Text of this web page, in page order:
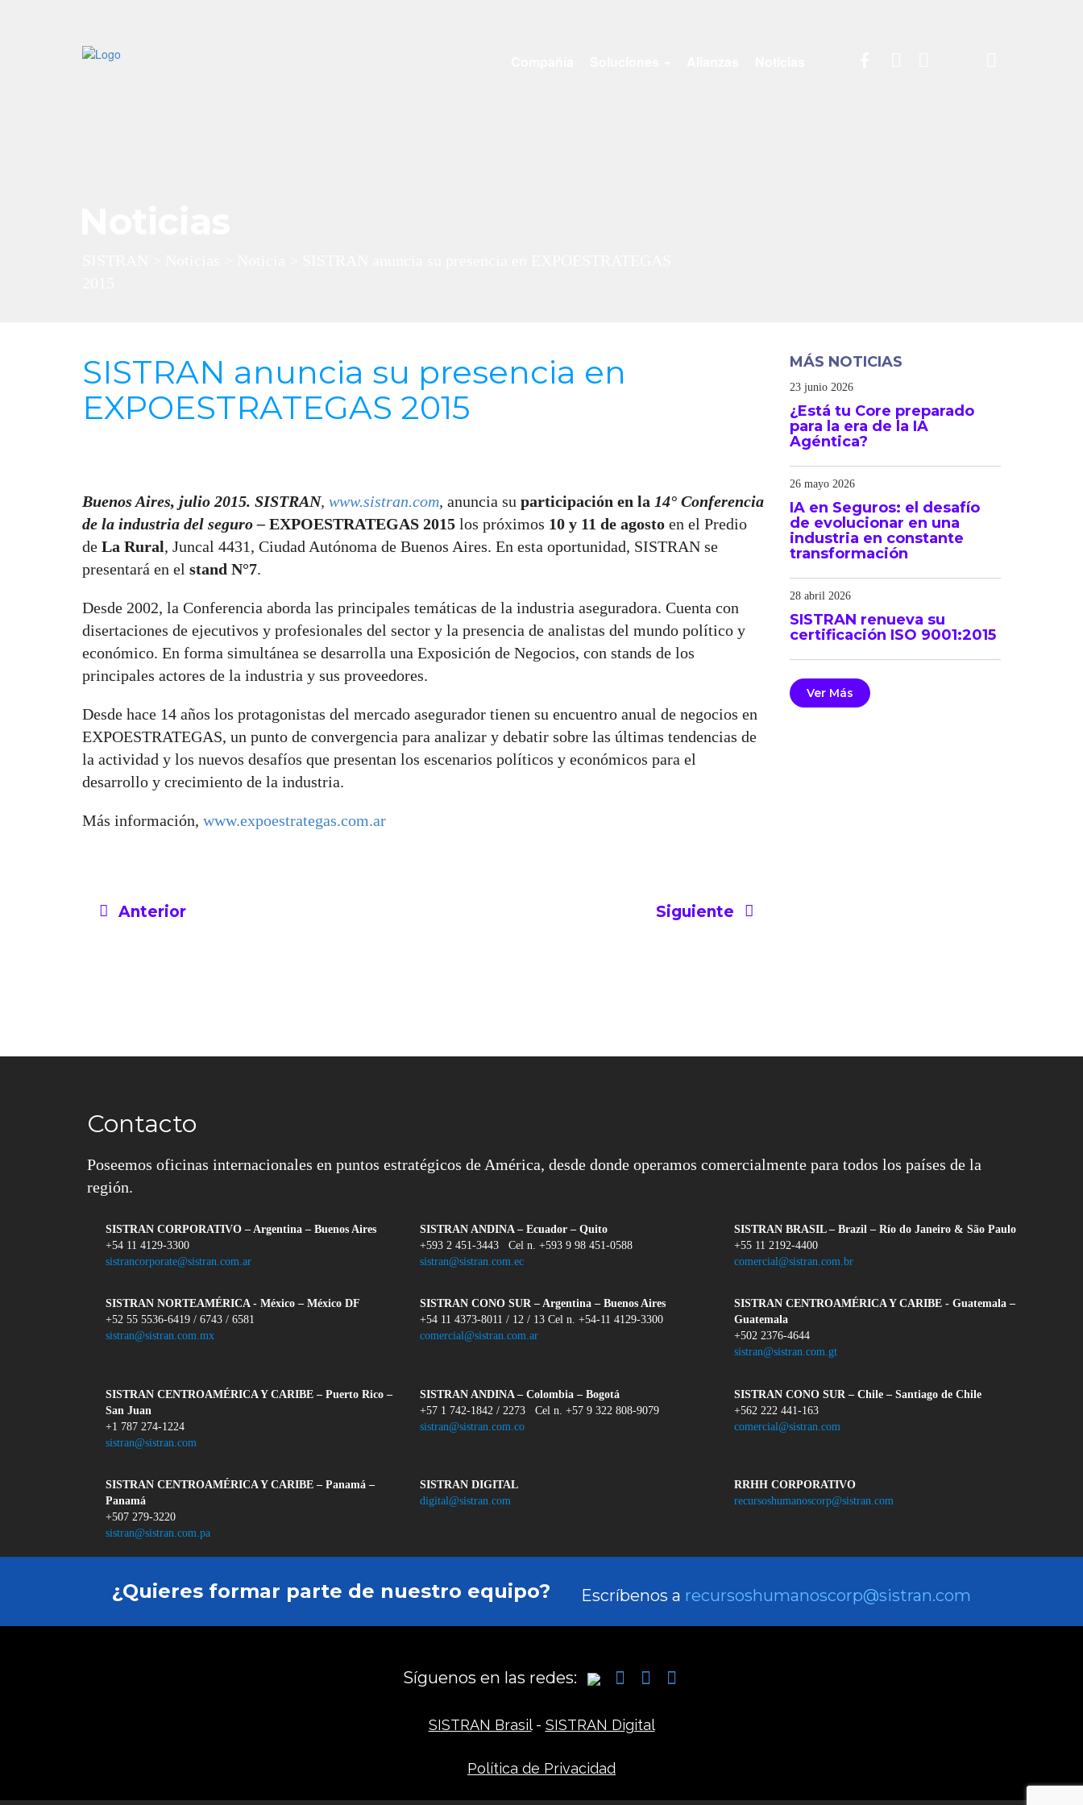
SISTRAN anuncia su presencia en
EXPOESTRATEGAS 2015
Buenos Aires, julio 2015. SISTRAN, www.sistran.com, anuncia su participación en la 14° Conferencia
de la industria del seguro – EXPOESTRATEGAS 2015 los próximos 10 y 11 de agosto en el Predio
de La Rural, Juncal 4431, Ciudad Autónoma de Buenos Aires. En esta oportunidad, SISTRAN se
presentará en el stand N°7.
Desde 2002, la Conferencia aborda las principales temáticas de la industria aseguradora. Cuenta con
disertaciones de ejecutivos y profesionales del sector y la presencia de analistas del mundo político y
económico. En forma simultánea se desarrolla una Exposición de Negocios, con stands de los
principales actores de la industria y sus proveedores.
Desde hace 14 años los protagonistas del mercado asegurador tienen su encuentro anual de negocios en
EXPOESTRATEGAS, un punto de convergencia para analizar y debatir sobre las últimas tendencias de
la actividad y los nuevos desafíos que presentan los escenarios políticos y económicos para el
desarrollo y crecimiento de la industria.
Más información, www.expoestrategas.com.ar
Anterior Siguiente
MÁS NOTICIAS
23 junio 2026
¿Está tu Core preparado
para la era de la IA
Agéntica?
26 mayo 2026
IA en Seguros: el desafío
de evolucionar en una
industria en constante
transformación
28 abril 2026
SISTRAN renueva su
certificación ISO 9001:2015
Ver Más
Contacto
Poseemos oficinas internacionales en puntos estratégicos de América, desde donde operamos comercialmente para todos los países de la
región.
SISTRAN CORPORATIVO – Argentina – Buenos Aires
+54 11 4129-3300
sistrancorporate@sistran.com.ar
SISTRAN ANDINA – Ecuador – Quito
+593 2 451-3443 Cel n. +593 9 98 451-0588
sistran@sistran.com.ec
SISTRAN BRASIL – Brazil – Río do Janeiro & São Paulo
+55 11 2192-4400
comercial@sistran.com.br
SISTRAN NORTEAMÉRICA - México – México DF
+52 55 5536-6419 / 6743 / 6581
sistran@sistran.com.mx
SISTRAN CONO SUR – Argentina – Buenos Aires
+54 11 4373-8011 / 12 / 13 Cel n. +54-11 4129-3300
comercial@sistran.com.ar
SISTRAN CENTROAMÉRICA Y CARIBE - Guatemala –
Guatemala
+502 2376-4644
sistran@sistran.com.gt
SISTRAN CENTROAMÉRICA Y CARIBE – Puerto Rico –
San Juan
+1 787 274-1224
sistran@sistran.com
SISTRAN ANDINA – Colombia – Bogotá
+57 1 742-1842 / 2273 Cel n. +57 9 322 808-9079
sistran@sistran.com.co
SISTRAN CONO SUR – Chile – Santiago de Chile
+562 222 441-163
comercial@sistran.com
SISTRAN CENTROAMÉRICA Y CARIBE – Panamá –
Panamá
+507 279-3220
sistran@sistran.com.pa
SISTRAN DIGITAL
digital@sistran.com
RRHH CORPORATIVO
recursoshumanoscorp@sistran.com
¿Quieres formar parte de nuestro equipo? Escríbenos a recursoshumanoscorp@sistran.com
Síguenos en las redes:
SISTRAN Brasil- SISTRAN Digital
Política de Privacidad